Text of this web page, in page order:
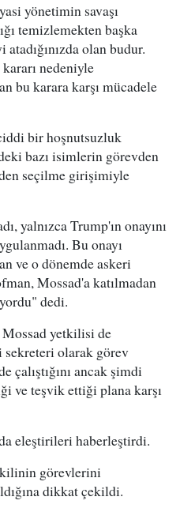
yönetimin savaşı
temizlemekten başka
olan budur.
nedeniyle
bu karara karşı mücadele
bir hoşnutsuzluk
bazı isimlerin görevden
seçilme girişimiyle
yalnızca Trump'ın onayını
Bu onayı
ve o dönemde askeri
Mossad'a katılmadan
dedi.
yetkilisi de
sekreteri olarak görev
çalıştığını ancak şimdi
ve teşvik ettiği plana karşı
eleştirileri haberleştirdi.
görevlerini
dikkat çekildi.